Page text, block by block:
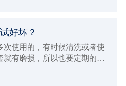
好坏？
次使用的，有时候清洗或者使
就有磨损，所以也要定期的进
简单的方法，以及测试标